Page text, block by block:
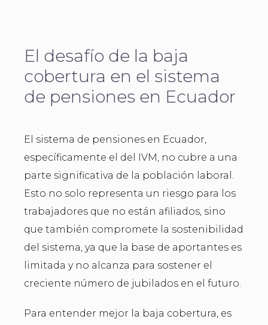
El desafío de la baja
cobertura en el sistema
de pensiones en Ecuador
El sistema de pensiones en Ecuador,
específicamente el del IVM, no cubre a una
parte significativa de la población laboral.
Esto no solo representa un riesgo para los
trabajadores que no están afiliados, sino
que también compromete la sostenibilidad
del sistema, ya que la base de aportantes es
limitada y no alcanza para sostener el
creciente número de jubilados en el futuro.
Para entender mejor la baja cobertura, es